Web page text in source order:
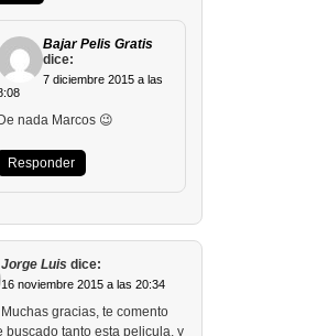
Bajar Pelis Gratis
dice:
7 diciembre 2015 a las
De nada Marcos 😉
Responder
Jorge Luis dice:
16 noviembre 2015 a las 20:34
Muchas gracias, te comento
buscado tanto esta pelicula, y